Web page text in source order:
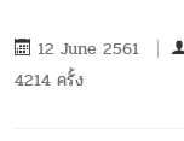
12 June 2561
4214 ครั้ง